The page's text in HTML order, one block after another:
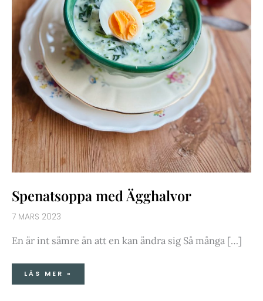
Spenatsoppa med Ägghalvor
7 MARS 2023
En är int sämre än att en kan ändra sig Så många […]
LÄS MER »